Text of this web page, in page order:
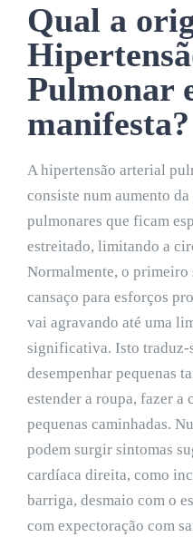
Qual a
Pulmonar
manifesta?
A hipertensão arterial
consiste num aumento
pulmonares que ficam
estreitado, limitando a
Normalmente, o primeiro
cansaço para esforços
vai agravando até uma
significativa. Isto traduz-
desempenhar pequenas
estender a roupa, fazer a
pequenas caminhadas.
podem surgir sintomas
cardíaca direita, como
barriga, desmaio com o
com expectoração com